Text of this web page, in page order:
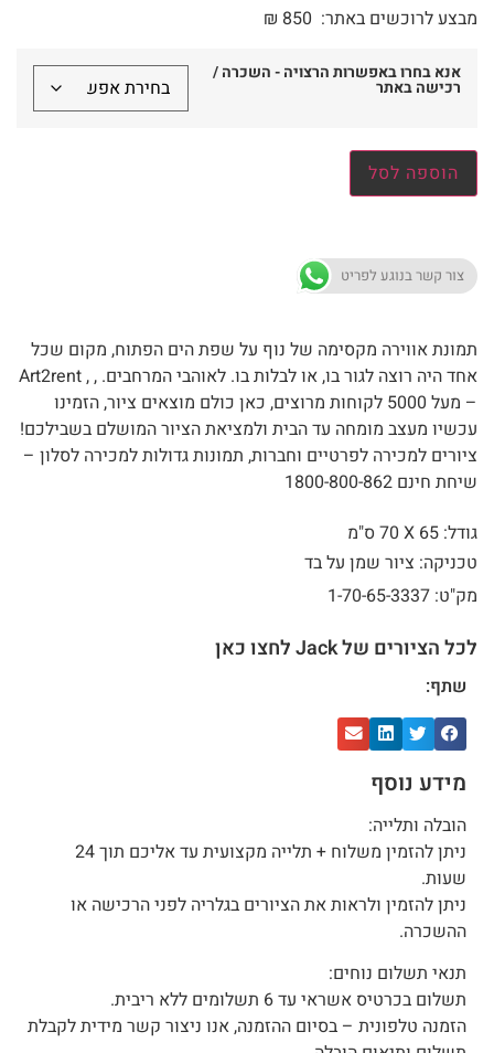
מבצע לרוכשים באתר:
₪ 850
אנא בחרו באפשרות הרצויה - השכרה /
רכישה באתר
הוספה לסל
צור קשר בנוגע לפריט
תמונת אווירה מקסימה של נוף על שפת הים הפתוח, מקום שכל
אחד היה רוצה לגור בו, או לבלות בו. לאוהבי המרחבים. , , Art2rent
– מעל 5000 לקוחות מרוצים, כאן כולם מוצאים ציור, הזמינו
עכשיו מעצב מומחה עד הבית ולמציאת הציור המושלם בשבילכם!
ציורים למכירה לפרטיים וחברות, תמונות גדולות למכירה לסלון –
שיחת חינם 1800-800-862
גודל: 65 X
70 ס"מ
טכניקה: ציור שמן על בד
מק"ט: 1-70-65-3337
לכל הציורים של Jack לחצו כאן
שתף:
מידע נוסף
הובלה ותלייה:
ניתן להזמין משלוח + תלייה מקצועית עד אליכם תוך 24
שעות.
ניתן להזמין ולראות את הציורים בגלריה לפני הרכישה או
ההשכרה.
תנאי תשלום נוחים:
תשלום בכרטיס אשראי עד 6 תשלומים ללא ריבית.
הזמנה טלפונית – בסיום ההזמנה, אנו ניצור קשר מידית לקבלת